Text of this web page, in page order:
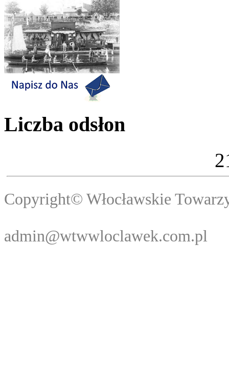
Liczba odsłon
2
Copyright©
admin@wtwwloclawek.com.pl